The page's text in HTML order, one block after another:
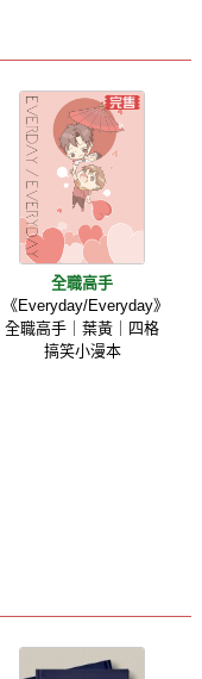
全職高手
《Everyday/Everyday》
全職高手｜葉黃｜四格
搞笑小漫本